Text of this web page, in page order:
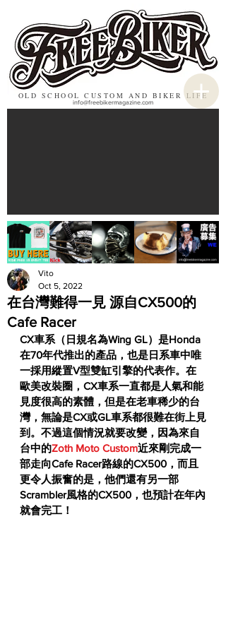
OLD SCHOOL CUSTOM AND BIKER LIFE
info@freebikermagazine.com
在台灣難得一見 源自CX500的
Cafe Racer
Vito
Oct 5, 2022
CX車系（日規名為Wing GL）是Honda
在70年代推出的產品，也是日系車中唯
一採用縱置V型雙缸引擎的代表作。在
歐美改裝圈，CX車系一直都是人氣和能
見度很高的素體，但是在老車稀少的台
灣，無論是CX或GL車系都很難在街上見
到。不過這個情況就要改變，因為來自
台中的Zoth Moto Custom近來剛完成一
部走向Cafe Racer路線的CX500，而且
更令人振奮的是，他們還有另一部
Scrambler風格的CX500，也預計在年內
就會完工！